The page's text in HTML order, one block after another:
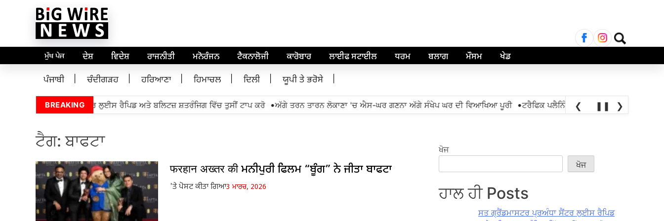
ਲਈ
ਖੋਜ:
ਮੁੱਖ ਪੇਜ ਦੇਸ਼ ਵਿਦੇਸ਼ ਰਾਜਨੀਤੀ ਮਨੋਰੰਜਨ ਟੈਕਨਾਲੋਜੀ ਕਾਰੋਬਾਰ ਲਾਈਫ ਸਟਾਈਲ ਧਰਮ ਬਲਾਗ ਮੌਸਮ ਖੇਡ
ਪੰਜਾਬੀ ਚੰਦੀਗੜਹ ਹਰਿਆਣਾ ਹਿਮਾਚਲ ਦਿਲੀ ਯੂਪੀ ਤੇ ਭਰੋਸੇ
BREAKING
ਗ੍ਰੈਂਡਮਾਸਟਰ ਪ੍ਰਅੰਧਾ ਸੈਂਟਰ ਲੁਈਸ ਰੈਪਿਡ ਅਤੇ ਬਲਿਟਜ਼ ਸ਼ਤਰੰਜਿਗ ਵਿੱਚ ਤੁਸੀਂ ਟਾਪ ਕਰੋ • ਅੱਗੇ ਤਰਨ ਤਾਰਨ ਲੋਕਾਣਾ 'ਚ ਐਸ-ਘਰ ਗਣਨਾ ਅੱਗੇ ਸੰਖੇਪ ਘਰ ਦੀ ਵਿਆਖਿਆ ਪੂਰੀ • ਟਰੈਫਿਕ ਪਲੈਨਿੰਗ ਅਫਸਰ 42 ਬਿਪਾਸ ਨੰਬਰ
❮ ❚❚ ❯
ਟੈਗ:ਬਾਫਟਾ
फरहान अख्तर की ਮਨੀਪੁਰੀ ਫਿਲਮ “ਬੂੰਗ” ਨੇ ਜੀਤਾ ਬਾਫਟਾ
'ਤੇ ਪੋਸਟ ਕੀਤਾ ਗਿਆ3 ਮਾਰਚ, 2026
ਖੋਜ
ਖੋਜ
ਹਾਲ ਹੀ Posts
ਸਤ ਗ੍ਰੈਂਡਮਾਸਟਰ ਪ੍ਰਅੰਧਾ ਸੈਂਟਰ ਲੁਈਸ ਰੈਪਿਡ